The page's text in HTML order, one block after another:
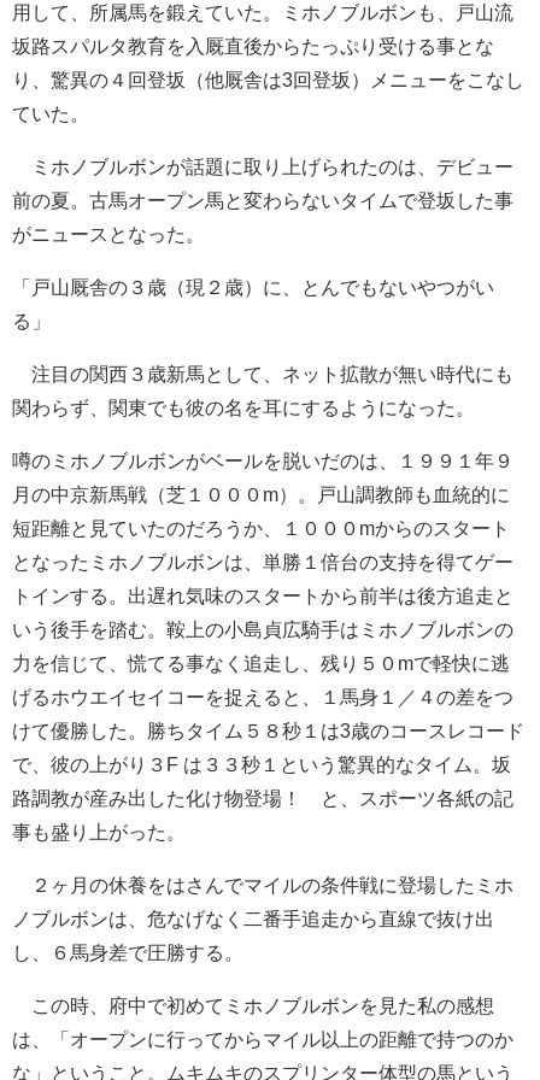
用して、所属馬を鍛えていた。ミホノブルボンも、戸山流
坂路スパルタ教育を入厩直後からたっぷり受ける事とな
り、驚異の４回登坂（他厩舎は3回登坂）メニューをこなし
ていた。
ミホノブルボンが話題に取り上げられたのは、デビュー
前の夏。古馬オープン馬と変わらないタイムで登坂した事
がニュースとなった。
「戸山厩舎の３歳（現２歳）に、とんでもないやつがい
る」
注目の関西３歳新馬として、ネット拡散が無い時代にも
関わらず、関東でも彼の名を耳にするようになった。
噂のミホノブルボンがベールを脱いだのは、１９９１年９
月の中京新馬戦（芝１０００m）。戸山調教師も血統的に
短距離と見ていたのだろうか、１０００mからのスタート
となったミホノブルボンは、単勝１倍台の支持を得てゲー
トインする。出遅れ気味のスタートから前半は後方追走と
いう後手を踏む。鞍上の小島貞広騎手はミホノブルボンの
力を信じて、慌てる事なく追走し、残り５０mで軽快に逃
げるホウエイセイコーを捉えると、１馬身１／４の差をつ
けて優勝した。勝ちタイム５８秒１は3歳のコースレコード
で、彼の上がり３F は３３秒１という驚異的なタイム。坂
路調教が産み出した化け物登場！ と、スポーツ各紙の記
事も盛り上がった。
２ヶ月の休養をはさんでマイルの条件戦に登場したミホ
ノブルボンは、危なげなく二番手追走から直線で抜け出
し、６馬身差で圧勝する。
この時、府中で初めてミホノブルボンを見た私の感想
は、「オープンに行ってからマイル以上の距離で持つのか
な」ということ。ムキムキのスプリンター体型の馬という